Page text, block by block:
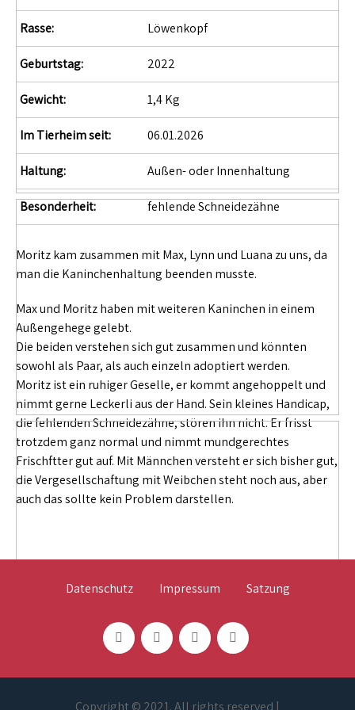
Rasse: Löwenkopf
Geburtstag: 2022
Gewicht: 1,4 Kg
Im Tierheim seit: 06.01.2026
Haltung: Außen- oder Innenhaltung
Besonderheit: fehlende Schneidezähne
Moritz kam zusammen mit Max, Lynn und Luana zu uns, da
man die Kaninchenhaltung beenden musste.
Max und Moritz haben mit weiteren Kaninchen in einem
Außengehege gelebt.
Die beiden verstehen sich gut zusammen und könnten
sowohl als Paar, als auch einzeln adoptiert werden.
Moritz ist ein ruhiger Geselle, er kommt angehoppelt und
nimmt gerne Leckerli aus der Hand. Sein kleines Handicap,
die fehlenden Schneidezähne, stören ihn nicht. Er frisst
trotzdem ganz normal und nimmt mundgerechtes
Frischftter gut auf. Mit Männchen versteht er sich bisher gut,
die Vergesellschaftung mit Weibchen steht noch aus, aber
auch das sollte kein Problem darstellen.
Datenschutz Impressum Satzung
Copyright © 2021. All rights reserved |